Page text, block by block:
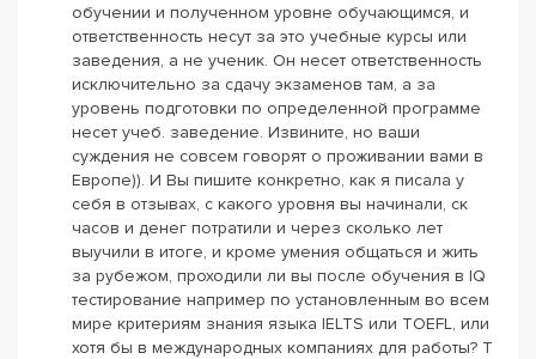
обучении и полученном уровне обучающимся, и
ответственность несут за это учебные курсы или
заведения, а не ученик. Он несет ответственность
исключительно за сдачу экзаменов там, а за
уровень подготовки по определенной программе
несет учеб. заведение. Извините, но ваши
суждения не совсем говорят о проживании вами в
Европе)). И Вы пишите конкретно, как я писала у
себя в отзывах, с какого уровня вы начинали, ск
часов и денег потратили и через сколько лет
выучили в итоге, и кроме умения общаться и жить
за рубежом, проходили ли вы после обучения в IQ
тестирование например по установленным во всем
мире критериям знания языка IELTS или TOEFL, или
хотя бы в международных компаниях для работы? Т